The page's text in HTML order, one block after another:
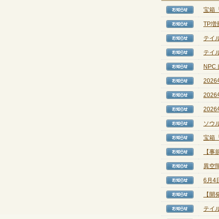
【お
宝箱
【お
TP増
【お
テイ
【お
テイ
【お
NPC
【お
2026
【お
2026
【お
2026
【お
ソウ
【お
宝箱
【お
【
【お
異空
【お
6月4
【お
【
【お
テイ